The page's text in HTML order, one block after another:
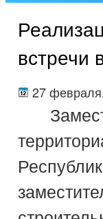
встречи
27